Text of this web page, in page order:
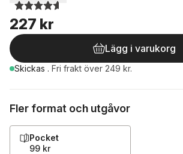
227 kr
Lägg i varukorg
Skickas . Fri frakt över 249 kr.
Fler format och utgåvor
Pocket
99 kr